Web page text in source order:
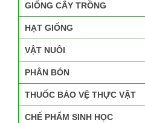
GIỐNG CÂY TRỒNG
HẠT GIỐNG
VẬT NUÔI
PHÂN BÓN
THUỐC BẢO VỆ THỰC VẬT
CHẾ PHẨM SINH HỌC